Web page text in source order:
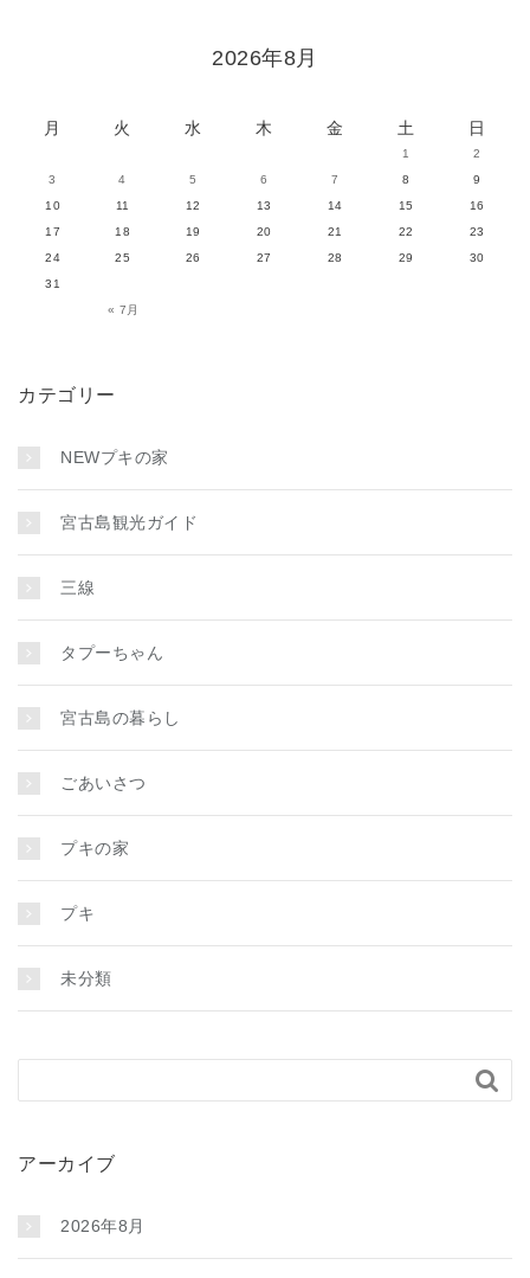
2026年8月
月 火 水 木 金 土 日
« 7月
1
2
3
4 5 6 7 8
9
10
11 12 13 14 15
16
17
18 19 20 21 22
23
24
25 26 27 28 29
30
31
カテゴリー
NEWプキの家
宮古島観光ガイド
三線
タプーちゃん
宮古島の暮らし
ごあいさつ
プキの家
プキ
未分類

アーカイブ
2026年8月